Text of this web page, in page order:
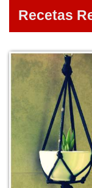
Recetas